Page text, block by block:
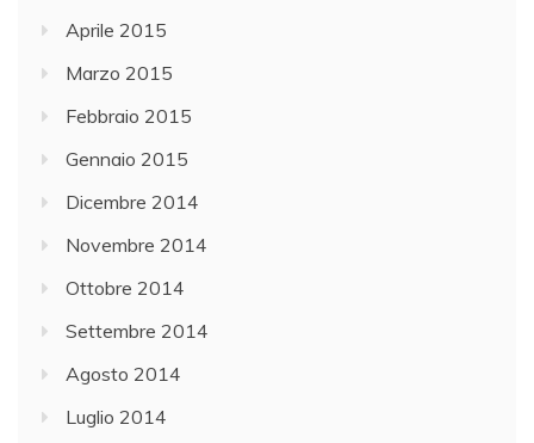
Aprile 2015
Marzo 2015
Febbraio 2015
Gennaio 2015
Dicembre 2014
Novembre 2014
Ottobre 2014
Settembre 2014
Agosto 2014
Luglio 2014